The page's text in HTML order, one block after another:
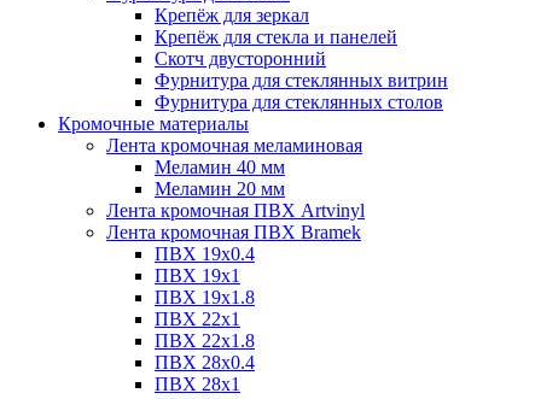
Крепёж для зеркал
Крепёж для стекла и панелей
Скотч двусторонний
Фурнитура для стеклянных витрин
Фурнитура для стеклянных столов
Кромочные материалы
Лента кромочная меламиновая
Меламин 40 мм
Меламин 20 мм
Лента кромочная ПВХ Artvinyl
Лента кромочная ПВХ Bramek
ПВХ 19x0.4
ПВХ 19х1
ПВХ 19х1.8
ПВХ 22х1
ПВХ 22х1.8
ПВХ 28х0.4
ПВХ 28х1